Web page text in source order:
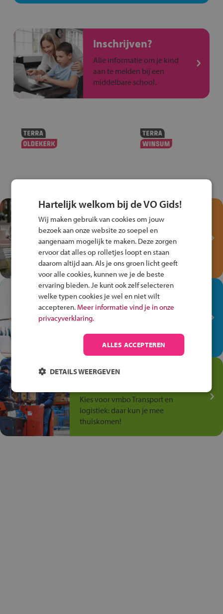
Inschrijven?
Alle informatie om je kind
aan te melden bij een
middelbare school.
Test je kennis met het
Fiets Veilig
Verkeersspel!
Speel het Fiets Veilig Verkeersspel
en win een Cortina-fiets!
In de winkel ben je op je
plek!
Ontdek via het vmbo jouw talent
op de winkelvloer, waar elke dag
anders is!
Jouw talent in de
Kies voor vmbo Transport en
logistiek: daar kun je mee
thuiskomen!
Hartelijk welkom bij de VO Gids!
Wij maken gebruik van cookies om jouw
bezoek aan onze website zo soepel en
aangenaam mogelijk te maken. Deze zorgen
ervoor dat alles op rolletjes loopt en staan
daarom altijd aan. Als je ons groen licht geeft
voor alle cookies, kunnen we je de beste
ervaring bieden. Je kunt ook zelf selecteren
welke typen cookies je wel en niet wilt
accepteren. Meer informatie vind je in onze
privacyverklaring.
ALLES ACCEPTEREN
DETAILS WEERGEVEN